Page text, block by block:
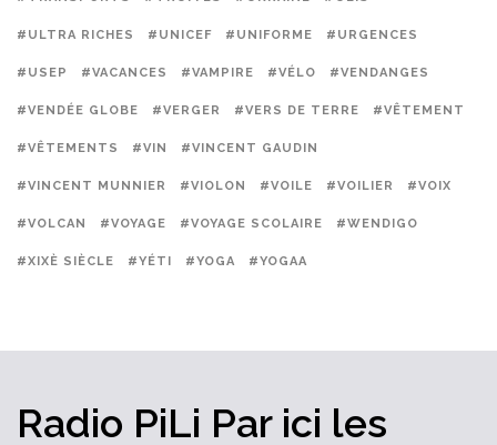
#ULTRA RICHES #UNICEF #UNIFORME #URGENCES
#USEP #VACANCES #VAMPIRE #VÉLO #VENDANGES
#VENDÉE GLOBE #VERGER #VERS DE TERRE #VÊTEMENT
#VÊTEMENTS #VIN #VINCENT GAUDIN
#VINCENT MUNNIER #VIOLON #VOILE #VOILIER #VOIX
#VOLCAN #VOYAGE #VOYAGE SCOLAIRE #WENDIGO
#XIXÈ SIÈCLE #YÉTI #YOGA #YOGAA
Radio PiLi Par ici les